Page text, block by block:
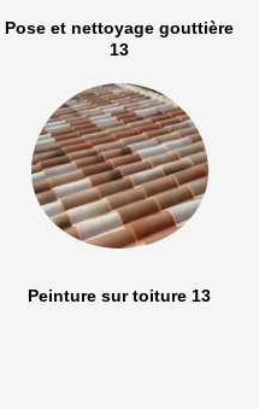
Pose et nettoyage gouttière
13
Peinture sur toiture 13